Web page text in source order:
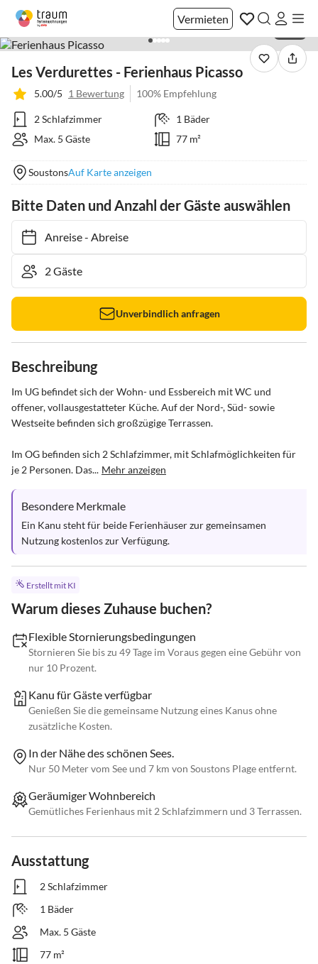
Vermieten
Les Verdurettes - Ferienhaus Picasso
5.00/5 1 Bewertung 100% Empfehlung
2 Schlafzimmer
1 Bäder
Max. 5 Gäste
77 m²
SoustonsAuf Karte anzeigen
Bitte Daten und Anzahl der Gäste auswählen
Anreise- Abreise
Unverbindlich anfragen
Beschreibung
Im UG befindet sich der Wohn- und Essbereich mit WC und
offener, vollausgestatteter Küche. Auf der Nord-, Süd- sowie
Westseite befinden sich großzügige Terrassen.
Im OG befinden sich 2 Schlafzimmer, mit Schlafmöglichkeiten für
je 2 Personen. Das... Mehr anzeigen
Besondere Merkmale
Ein Kanu steht für beide Ferienhäuser zur gemeinsamen
Nutzung kostenlos zur Verfügung.
Erstellt mit KI
Warum dieses Zuhause buchen?
Flexible Stornierungsbedingungen
Stornieren Sie bis zu 49 Tage im Voraus gegen eine Gebühr von
nur 10 Prozent.
Kanu für Gäste verfügbar
Genießen Sie die gemeinsame Nutzung eines Kanus ohne
zusätzliche Kosten.
In der Nähe des schönen Sees.
Nur 50 Meter vom See und 7 km von Soustons Plage entfernt.
Geräumiger Wohnbereich
Gemütliches Ferienhaus mit 2 Schlafzimmern und 3 Terrassen.
Ausstattung
2 Schlafzimmer
1 Bäder
Max. 5 Gäste
77 m²